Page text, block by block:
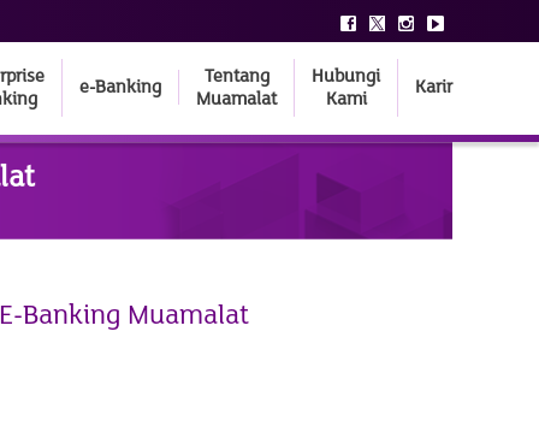
e-Banking
Tentang
Muamalat
Hubungi
Kami
Karir
Banking Muamalat